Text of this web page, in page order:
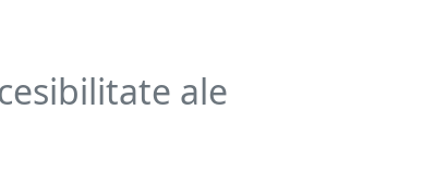
ale